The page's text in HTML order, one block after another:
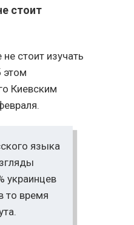
стоит
стоит изучать
этом
Киевским
языка
украинцев
то время